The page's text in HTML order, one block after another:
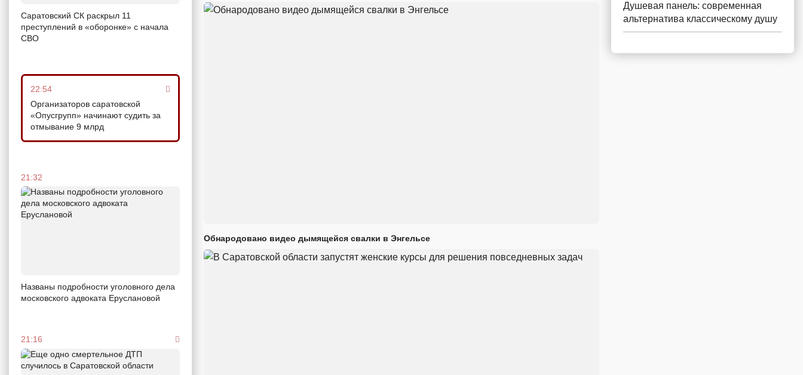
Саратовский СК раскрыл 11
преступлений в «оборонке» с начала
СВО
22:54
Организаторов саратовской
«Опусгрупп» начинают судить за
отмывание 9 млрд
21:32
Названы подробности уголовного дела
московского адвоката Еруслановой
21:16
Обнародовано видео дымящейся свалки в Энгельсе
Душевая панель: современная
альтернатива классическому душу